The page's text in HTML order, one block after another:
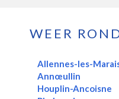
WEER
Allennes-les-
Annœullin
Houplin-Ancoisne